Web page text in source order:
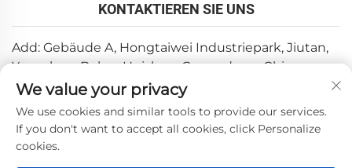
KONTAKTIEREN SIE UNS
Add: Gebäude A, Hongtaiwei Industriepark, Jiutan,
Yuanzhou, Boluo, Huizhou, Guangdong, China
E-Mail:[email protected]
Tel.: +86-0752-6688646
We value your privacy
We use cookies and similar tools to provide our services.
If you don't want to accept all cookies, click Personalize
cookies.